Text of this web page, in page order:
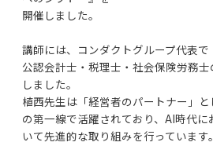
開催しました。
講師には、コンダクトグループ代表で
公認会計士・税理士・社会保険労務
しました。
植西先生は「経営者のパートナー」
の第一線で活躍されており、AI時代
いて先進的な取り組みを行っています。